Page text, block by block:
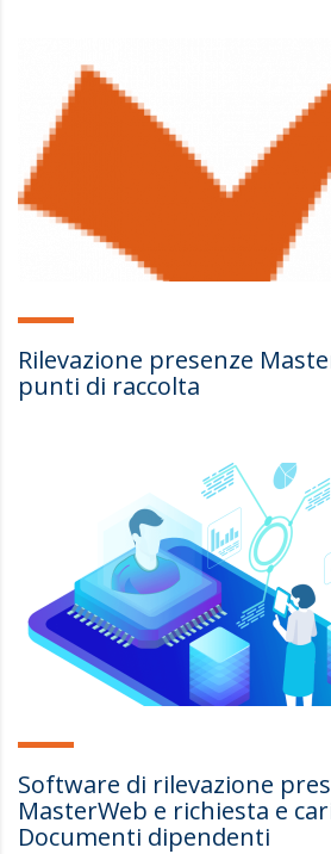
Rilevazione presenze
punti di raccolta
Software di rilevazione
MasterWeb e richiesta e
Documenti dipendenti